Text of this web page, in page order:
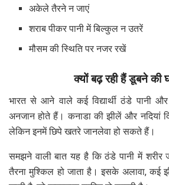
अकेले तैरने न जाएं
शराब पीकर पानी में बिल्कुल न उतरें
मौसम की स्थिति पर नजर रखें
क्यों बढ़ रही हैं डूबने की
भारत से आने वाले कई विद्यार्थी ठंडे पानी
अनजान होते हैं। कनाडा की झीलें और नदियां
लेकिन इनमें छिपे खतरे जानलेवा हो सकते हैं।
समझने वाली बात यह है कि ठंडे पानी में शरीर
तैरना मुश्किल हो जाता है। इसके अलावा, कई